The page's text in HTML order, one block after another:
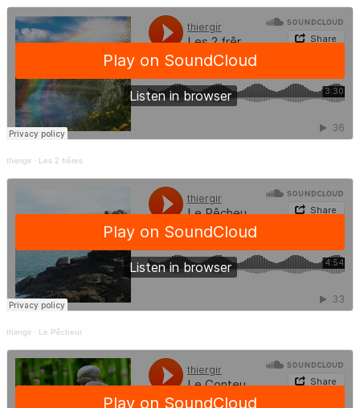
thiergir · Les 2 frêres
thiergir · Le Pêcheur